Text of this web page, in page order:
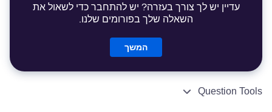
עדיין יש לך צורך בעזרה? יש להתחבר כדי לשאול את
השאלה שלך בפורומים שלנו.
המשך
Question Tools